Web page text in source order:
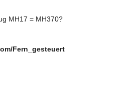
MH17 = MH370?
Fern_gesteuert